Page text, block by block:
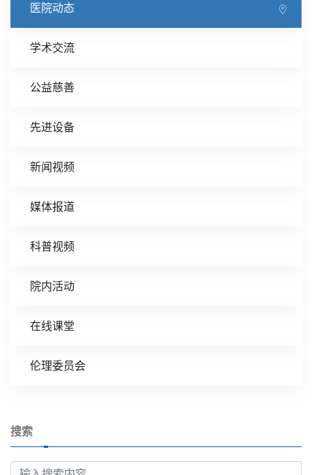
医院动态
学术交流
公益慈善
先进设备
新闻视频
媒体报道
科普视频
院内活动
在线课堂
伦理委员会
搜索